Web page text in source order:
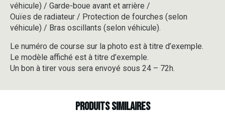
véhicule) / Garde-boue avant et arrière /
Ouïes de radiateur / Protection de fourches (selon
véhicule) / Bras oscillants (selon véhicule).
Le numéro de course sur la photo est à titre d’exemple.
Le modèle affiché est à titre d’exemple.
Un bon à tirer vous sera envoyé sous 24 – 72h.
Produits similaires